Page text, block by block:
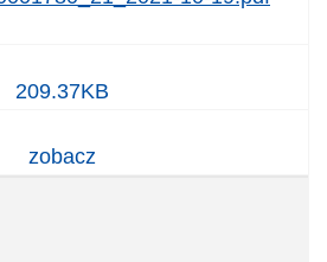
209.37KB
zobacz